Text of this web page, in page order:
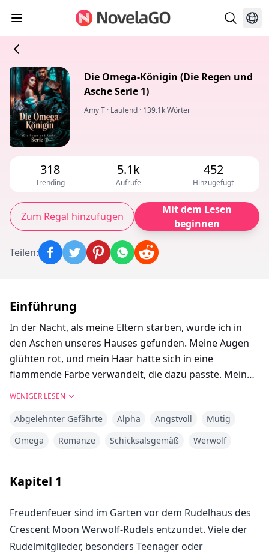
Die Omega-Königin (Die Regen und
Asche Serie 1)
Amy T · Laufend · 139.1k Wörter
318
Trending
5.1k
Aufrufe
452
Hinzugefügt
Zum Regal hinzufügen
Mit dem Lesen
beginnen
Teilen:
Einführung
In der Nacht, als meine Eltern starben, wurde ich in
den Aschen unseres Hauses gefunden. Meine Augen
glühten rot, und mein Haar hatte sich in eine
flammende Farbe verwandelt, die dazu passte. Mein
Jahrelang wurde ich wie eine Sklavin behandelt,
schlimmsten Täter. Doch ich hielt durch, während ich
ich hier weg. Oder so dachte ich.
Eines Nachts, aus heiterem Himmel, küsst mich Jordan,
WENIGER LESEN
Abgelehnter Gefährte Alpha Angstvoll
Mutig
Omega
Romanze Schicksalsgemäß Werwolf
Kapitel 1
Freudenfeuer sind im Garten vor dem Rudelhaus des
Crescent Moon Werwolf-Rudels entzündet. Viele der
Rudelmitglieder, besonders Teenager oder